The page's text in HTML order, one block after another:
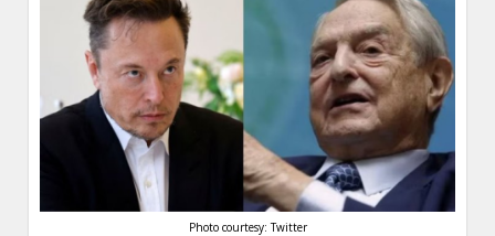
Photo courtesy: Twitter